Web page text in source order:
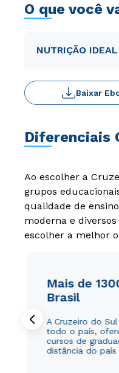
O que você
NUTRIÇÃO
Baixar
Diferenciais
Ao escolher a
grupos
qualidade de
moderna e
escolher a melhor
Mais de
Brasil
A Cruzeiro do
todo o país,
cursos de
distância do país